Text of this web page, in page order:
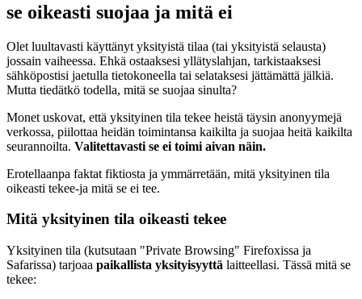
se oikeasti suojaa ja mitä ei
Olet luultavasti käyttänyt yksityistä tilaa (tai yksityistä selausta)
jossain vaiheessa. Ehkä ostaaksesi yllätyslahjan, tarkistaaksesi
sähköpostisi jaetulla tietokoneella tai selataksesi jättämättä jälkiä.
Mutta tiedätkö todella, mitä se suojaa sinulta?
Monet uskovat, että yksityinen tila tekee heistä täysin anonyymejä
verkossa, piilottaa heidän toimintansa kaikilta ja suojaa heitä kaikilta
seurannoilta. Valitettavasti se ei toimi aivan näin.
Erotellaanpa faktat fiktiosta ja ymmärretään, mitä yksityinen tila
oikeasti tekee-ja mitä se ei tee.
Mitä yksityinen tila oikeasti tekee
Yksityinen tila (kutsutaan "Private Browsing" Firefoxissa ja
Safarissa) tarjoaa paikallista yksityisyyttä laitteellasi. Tässä mitä se
tekee: